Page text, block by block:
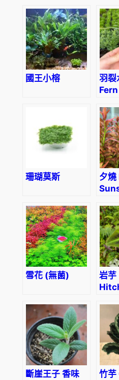
國王小榕
羽裂
Fern
珊瑚莫斯
夕
雪花 (無菌)
岩芋
斷崖王子 香味
竹